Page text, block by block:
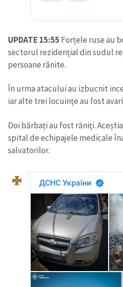
UPDATE 15:55 Forțele ruse au
sectorul rezidențial din sudul
persoane rănite.
În urma atacului au izbucnit
iar alte trei locuințe au fost
Doi bărbați au fost răniți.
spital de echipajele medicale
salvatorilor.